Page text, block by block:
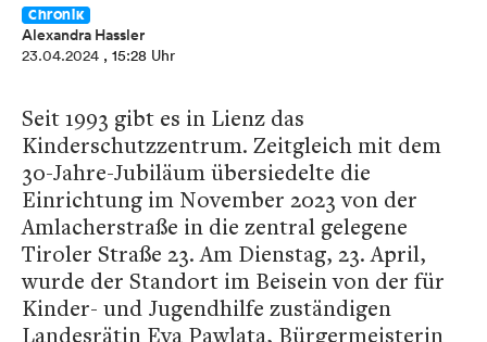
Chronik
Alexandra Hassler
23.04.2024 , 15:28 Uhr
Seit 1993 gibt es in Lienz das
Kinderschutzzentrum. Zeitgleich mit dem
30-Jahre-Jubiläum übersiedelte die
Einrichtung im November 2023 von der
Amlacherstraße in die zentral gelegene
Tiroler Straße 23. Am Dienstag, 23. April,
wurde der Standort im Beisein von der für
Kinder- und Jugendhilfe zuständigen
Landesrätin Eva Pawlata, Bürgermeisterin